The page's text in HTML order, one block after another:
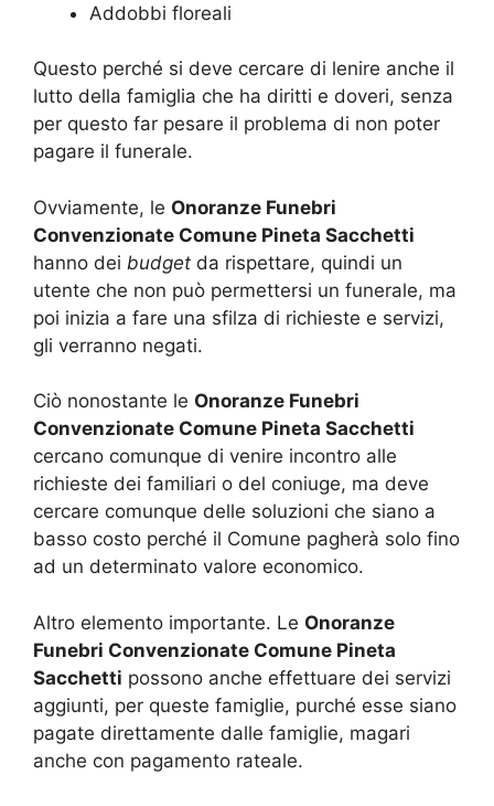
Addobbi floreali
Questo perché si deve cercare di lenire anche il
lutto della famiglia che ha diritti e doveri, senza
per questo far pesare il problema di non poter
pagare il funerale.
Ovviamente, le Onoranze Funebri
Convenzionate Comune Pineta Sacchetti
hanno dei budget da rispettare, quindi un
utente che non può permettersi un funerale, ma
poi inizia a fare una sfilza di richieste e servizi,
gli verranno negati.
Ciò nonostante le Onoranze Funebri
Convenzionate Comune Pineta Sacchetti
cercano comunque di venire incontro alle
richieste dei familiari o del coniuge, ma deve
cercare comunque delle soluzioni che siano a
basso costo perché il Comune pagherà solo fino
ad un determinato valore economico.
Altro elemento importante. Le Onoranze
Funebri Convenzionate Comune Pineta
Sacchetti possono anche effettuare dei servizi
aggiunti, per queste famiglie, purché esse siano
pagate direttamente dalle famiglie, magari
anche con pagamento rateale.